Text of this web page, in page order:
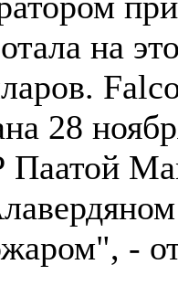
на
28
-